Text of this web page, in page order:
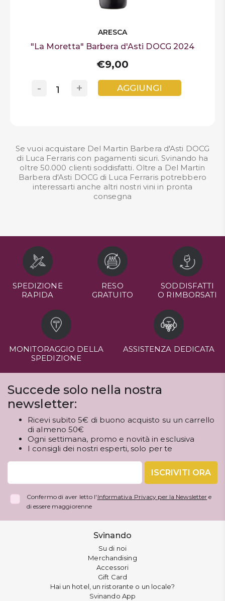
ARESCA
"La Moretta" Barbera d'Asti DOCG 2024
€9,00
+
- AGGIUNGI
Se vuoi acquistare Del Martin Barbera d'Asti DOCG
di Luca Ferraris con pagamenti sicuri. Svinando ha
oltre 50.000 clienti soddisfatti. Oltre a Del Martin
Barbera d'Asti DOCG di Luca Ferraris potrebbero
interessarti anche altri nostri vini in pronta
consegna
SPEDIZIONE
RAPIDA
RESO
GRATUITO
SODDISFATTI
O RIMBORSATI
MONITORAGGIO DELLA
SPEDIZIONE
ASSISTENZA DEDICATA
Succede solo nella nostra
newsletter:
Ricevi subito 5€ di buono acquisto su un carrello
di almeno 50€
Ogni settimana, promo e novità in esclusiva
I consigli dei nostri esperti, solo per te
ISCRIVITI ORA
Confermo di aver letto l' Informativa Privacy per la Newsletter e
di essere maggiorenne
Svinando
Su di noi
Merchandising
Accessori
Gift Card
Hai un hotel, un ristorante o un locale?
Svinando App